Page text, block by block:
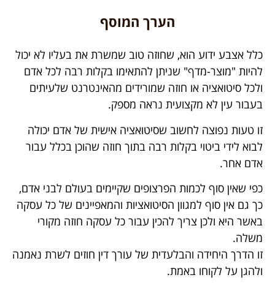
הערך המוסף
כלל אצבע ידוע הוא, שחוזה טוב שמשרת את בעליו לא יכול
להיות "מוצר-מדף" שניתן להתאימו בקלות רבה לכל אדם
ולכל סיטואציה או חוזה שמורידים מהאינטרנט שלעיתים
בעבור עין לא מקצועית נראה מספק.
זו טעות נפוצה לחשוב שסיטואציה אישית של אדם יכולה
לבוא לידי ביטוי בקלות רבה בתוך חוזה שהוכן בכלל עבור
אדם אחר.
כפי שאין סוף לכמות הפרצופים שקיימים בעולם לבני אדם,
כך גם אין סוף למגוון הסיטואציות והמאפיינים של כל עסקה
באשר היא ולכן צריך להכין עבור כל עסקה חוזה מקורי
משלה.
זו הדרך היחידה והבלעדית של עורך דין חוזים לשרת נאמנה
ולהגן על לקוחו באמת.